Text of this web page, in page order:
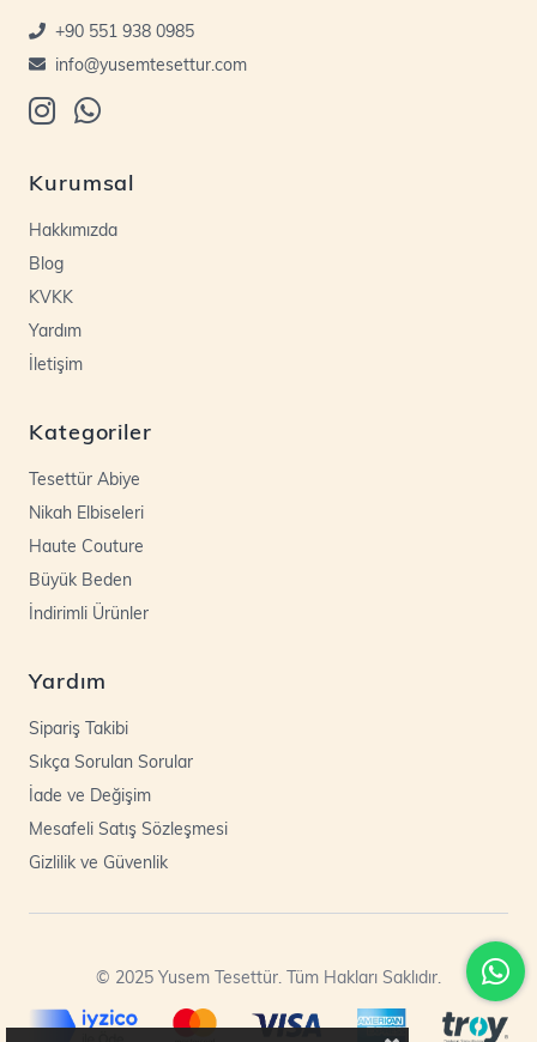
+90 551 938 0985
info@yusemtesettur.com
Kurumsal
Hakkımızda
Blog
KVKK
Yardım
İletişim
Kategoriler
Tesettür Abiye
Nikah Elbiseleri
Haute Couture
Büyük Beden
İndirimli Ürünler
Yardım
Sipariş Takibi
Sıkça Sorulan Sorular
İade ve Değişim
Mesafeli Satış Sözleşmesi
Gizlilik ve Güvenlik
© 2025 Yusem Tesettür. Tüm Hakları Saklıdır.